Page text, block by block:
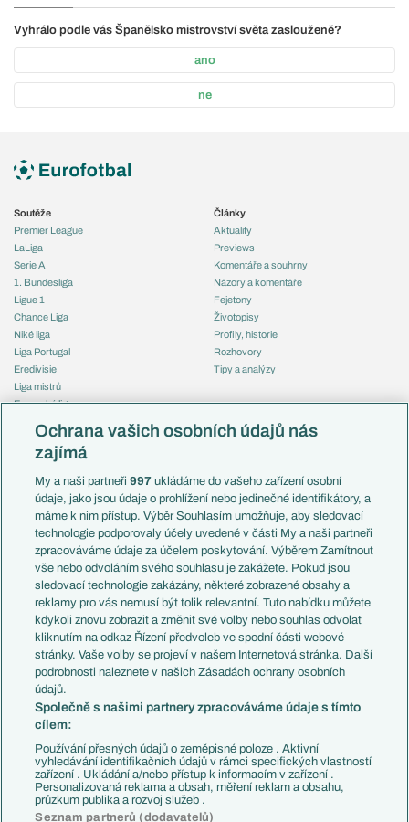
Vyhrálo podle vás Španělsko mistrovství světa zaslouženě?
ano
ne
Soutěže
Premier League
LaLiga
Serie A
1. Bundesliga
Ligue 1
Chance Liga
Niké liga
Liga Portugal
Eredivisie
Liga mistrů
Evropská liga
Mistrovství světa
Liga národů
Témata
Představení týmů MS
EuroSkauting
PL v kostce
Evropské koeficienty
Přestupy
Přestupové spekulace
Zranění
Kluby
Arsenal FC
Chelsea FC
Manchester United
AC Milán
Juventus FC
Bayern Mnichov
FC Barcelona
Real Madrid
Články
Aktuality
Previews
Komentáře a souhrny
Názory a komentáře
Fejetony
Životopisy
Profily, historie
Rozhovory
Tipy a analýzy
Česko
Francie
Itálie
Německo
Španělsko
Argentina
Brazílie
Přestupy
Zápasy
Livescore
Tipovací soutěž
Ochrana vašich osobních údajů nás
zajímá
My a naši partneři997 ukládáme do vašeho zařízení osobní
údaje, jako jsou údaje o prohlížení nebo jedinečné identifikátory, a
máme k nim přístup. Výběr Souhlasím umožňuje, aby sledovací
technologie podporovaly účely uvedené v části My a naši partneři
zpracováváme údaje za účelem poskytování. Výběrem Zamítnout
vše nebo odvoláním svého souhlasu je zakážete. Pokud jsou
sledovací technologie zakázány, některé zobrazené obsahy a
reklamy pro vás nemusí být tolik relevantní. Tuto nabídku můžete
kdykoli znovu zobrazit a změnit své volby nebo souhlas odvolat
kliknutím na odkaz Řízení předvoleb ve spodní části webové
stránky. Vaše volby se projeví v našem Internetová stránka. Další
podrobnosti naleznete v našich Zásadách ochrany osobních
údajů.
Společně s našimi partnery zpracováváme údaje s tímto
cílem:
Používání přesných údajů o zeměpisné poloze . Aktivní
vyhledávání identifikačních údajů v rámci specifických vlastností
zařízení . Ukládání a/nebo přístup k informacím v zařízení .
Personalizovaná reklama a obsah, měření reklam a obsahu,
průzkum publika a rozvoj služeb .
Seznam partnerů (dodavatelů)